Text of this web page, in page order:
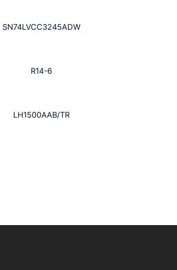
SN74LVCC3245ADW
R14-6
LH1500AAB/TR